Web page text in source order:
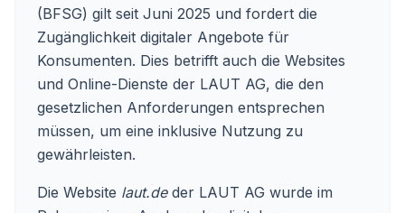
(BFSG) gilt seit Juni 2025 und fordert die
Zugänglichkeit digitaler Angebote für
Konsumenten. Dies betrifft auch die Websites
und Online-Dienste der LAUT AG, die den
gesetzlichen Anforderungen entsprechen
müssen, um eine inklusive Nutzung zu
gewährleisten.
Die Website laut.deder LAUT AG wurde im